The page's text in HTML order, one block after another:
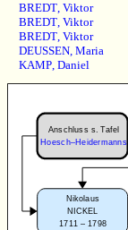
BREDT,Viktor
BREDT,Viktor
BREDT,Viktor
DEUSSEN,Maria
KAMP,Daniel
Nikolaus
NICKEL
1711 – 1798
Anschluss s. Tafel
Hoesch–Heidermanns